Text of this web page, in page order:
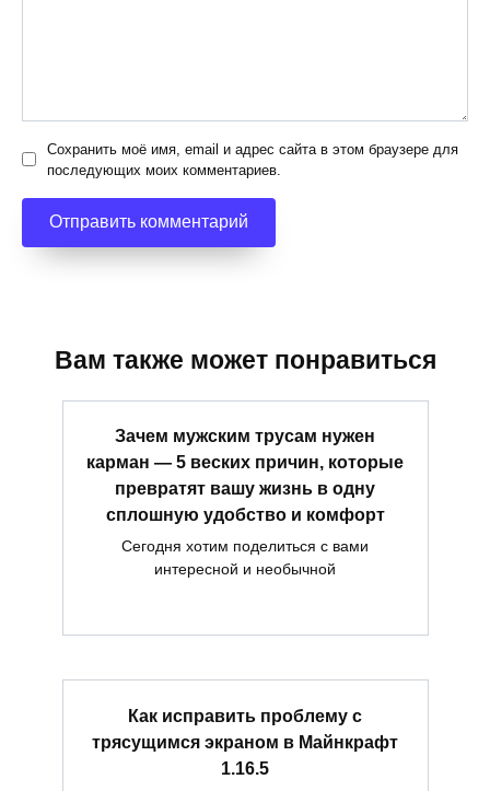
Сохранить моё имя, email и адрес сайта в этом браузере для
последующих моих комментариев.
Вам также может понравиться
Зачем мужским трусам нужен
карман — 5 веских причин, которые
превратят вашу жизнь в одну
сплошную удобство и комфорт
Сегодня хотим поделиться с вами
интересной и необычной
Как исправить проблему с
трясущимся экраном в Майнкрафт
1.16.5